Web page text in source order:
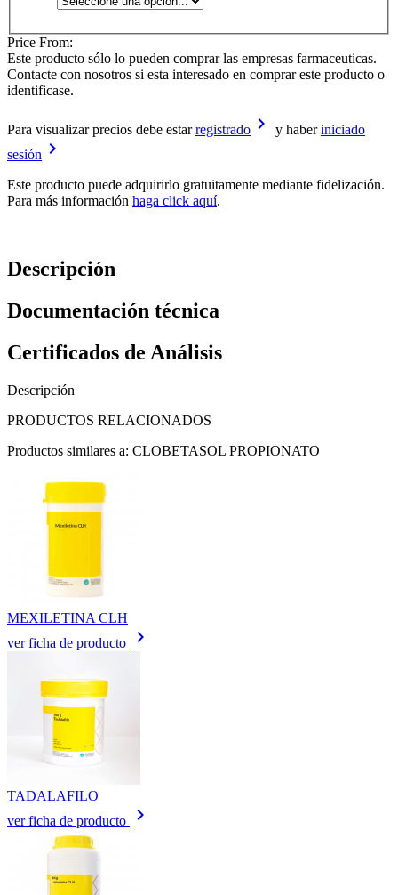
Price From:
Este producto sólo lo pueden comprar las empresas farmaceuticas.
Contacte con nosotros si esta interesado en comprar este producto o
identificase.
Para visualizar precios debe estarregistrado keyboard_arrow_right y haberiniciado
sesión keyboard_arrow_right
Este producto puede adquirirlo gratuitamente mediante fidelización.
Para más información haga click aquí.
Descripción
Documentación técnica
Certificados de Análisis
Descripción
PRODUCTOS RELACIONADOS
Productos similares a: CLOBETASOL PROPIONATO
MEXILETINA CLH
ver ficha de producto
keyboard_arrow_right
TADALAFILO
ver ficha de producto
keyboard_arrow_right